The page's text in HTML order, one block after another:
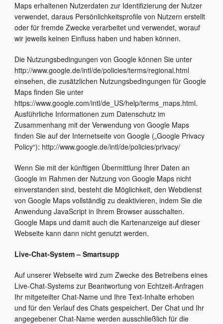
Maps erhaltenen Nutzerdaten zur Identifizierung der Nutzer
verwendet, daraus Persönlichkeitsprofile von Nutzern erstellt
oder für fremde Zwecke verarbeitet und verwendet, worauf
wir jeweils keinen Einfluss haben und haben können.
Die Nutzungsbedingungen von Google können Sie unter
http://www.google.de/intl/de/policies/terms/regional.html
einsehen, die zusätzlichen Nutzungsbedingungen für Google
Maps finden Sie unter
https://www.google.com/intl/de_US/help/terms_maps.html.
Ausführliche Informationen zum Datenschutz im
Zusammenhang mit der Verwendung von Google Maps
finden Sie auf der Internetseite von Google („Google Privacy
Policy“): http://www.google.de/intl/de/policies/privacy/
Wenn Sie mit der künftigen Übermittlung Ihrer Daten an
Google im Rahmen der Nutzung von Google Maps nicht
einverstanden sind, besteht die Möglichkeit, den Webdienst
von Google Maps vollständig zu deaktivieren, indem Sie die
Anwendung JavaScript in Ihrem Browser ausschalten.
Google Maps und damit auch die Kartenanzeige auf dieser
Webseite kann dann nicht genutzt werden.
Live-Chat-System – Smartsupp
Auf unserer Webseite wird zum Zwecke des Betreibens eines
Live-Chat-Systems zur Beantwortung von Echtzeit-Anfragen
Ihr mitgeteilter Chat-Name und Ihre Text-Inhalte erhoben
und für den Verlauf des Chats gespeichert. Der Chat und Ihr
angegebener Chat-Name werden ausschließlich für die